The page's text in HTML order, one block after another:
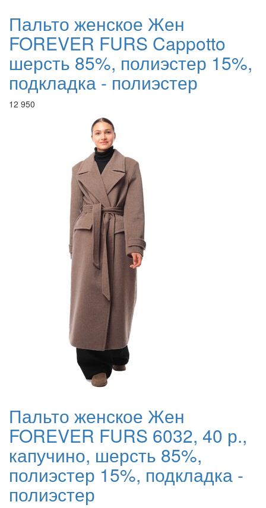
Пальто женское Жен
FOREVER FURS Cappotto
шерсть 85%, полиэстер 15%,
подкладка - полиэстер
12 950
Пальто женское Жен
FOREVER FURS 6032, 40 р.,
капучино, шерсть 85%,
полиэстер 15%, подкладка -
полиэстер